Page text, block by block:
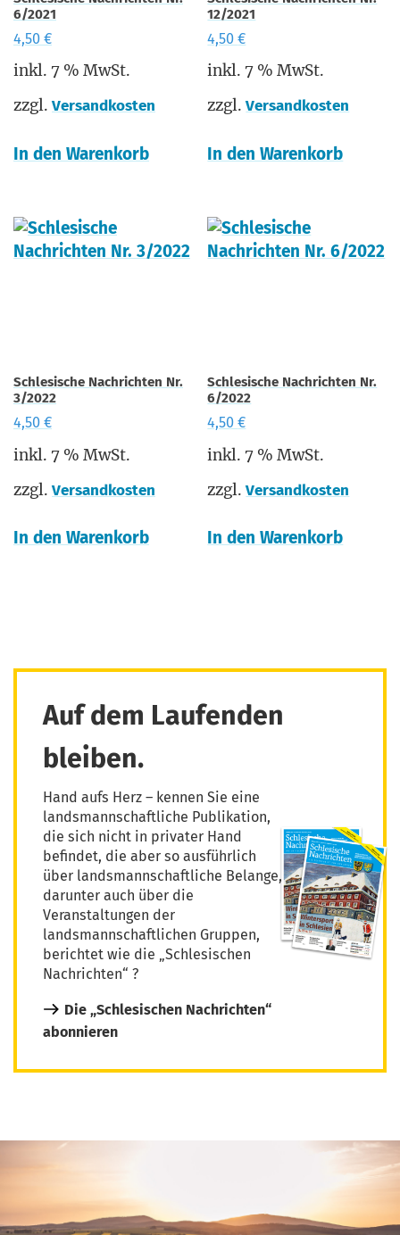
6/2021
4,50 €
inkl. 7 % MwSt.
zzgl. Versandkosten
In den Warenkorb
12/2021
4,50€
inkl. 7 % MwSt.
zzgl.Versandkosten
In den Warenkorb
Schlesische Nachrichten Nr.
3/2022
4,50 €
inkl. 7 % MwSt.
zzgl. Versandkosten
In den Warenkorb
Schlesische Nachrichten Nr.
6/2022
4,50€
inkl. 7 % MwSt.
zzgl.Versandkosten
In den Warenkorb
Auf dem Laufenden
bleiben.
Hand aufs Herz – kennen Sie eine
landsmannschaftliche Publikation,
die sich nicht in privater Hand
befindet, die aber so ausführlich
über landsmannschaftliche Belange,
darunter auch über die
Veranstaltungen der
landsmannschaftlichen Gruppen,
berichtet wie die „Schlesischen
Nachrichten“ ?
Die „Schlesischen Nachrichten“
abonnieren